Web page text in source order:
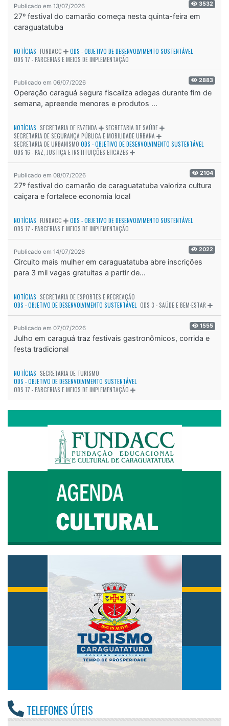
Publicado em 13/07/2026 3532
27º festival do camarão começa nesta quinta-feira em
caraguatatuba
NOTÍCIAS FUNDACC
ODS - OBJETIVO DE DESENVOLVIMENTO SUSTENTÁVEL
ODS 17 - PARCERIAS E MEIOS DE IMPLEMENTAÇÃO
Publicado em 06/07/2026 2883
Operação caraguá segura fiscaliza adegas durante fim de
semana, apreende menores e produtos ...
NOTÍCIAS SECRETARIA DE FAZENDA
SECRETARIA DE SAÚDE
SECRETARIA DE SEGURANÇA PÚBLICA E MOBILIDADE URBANA
SECRETARIA DE URBANISMO ODS - OBJETIVO DE DESENVOLVIMENTO SUSTENTÁVEL
ODS 16 - PAZ, JUSTIÇA E INSTITUIÇÕES EFICAZES
Publicado em 08/07/2026 2104
27º festival do camarão de caraguatatuba valoriza cultura
caiçara e fortalece economia local
NOTÍCIAS FUNDACC
ODS - OBJETIVO DE DESENVOLVIMENTO SUSTENTÁVEL
ODS 17 - PARCERIAS E MEIOS DE IMPLEMENTAÇÃO
Publicado em 14/07/2026 2022
Circuito mais mulher em caraguatatuba abre inscrições
para 3 mil vagas gratuitas a partir de...
NOTÍCIAS SECRETARIA DE ESPORTES E RECREAÇÃO
ODS - OBJETIVO DE DESENVOLVIMENTO SUSTENTÁVEL ODS 3 - SAÚDE E BEM-ESTAR
Publicado em 07/07/2026 1555
Julho em caraguá traz festivais gastronômicos, corrida e
festa tradicional
NOTÍCIAS SECRETARIA DE TURISMO
ODS - OBJETIVO DE DESENVOLVIMENTO SUSTENTÁVEL
ODS 17 - PARCERIAS E MEIOS DE IMPLEMENTAÇÃO
TELEFONES ÚTEIS